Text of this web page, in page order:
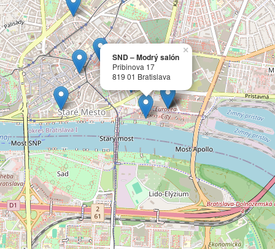
SND – Modrý salón
Pribinova 17
819 01 Bratislava
×